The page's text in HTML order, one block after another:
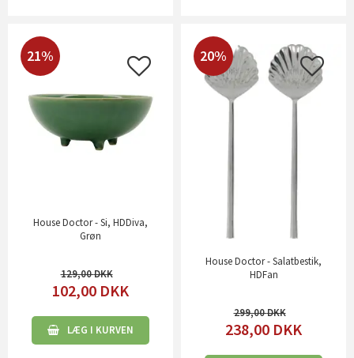
21%
House Doctor - Si, HDDiva,
Grøn
129,00
102,00 DKK
LÆG I KURVEN
20%
House Doctor - Salatbestik,
HDFan
299,00
238,00 DKK